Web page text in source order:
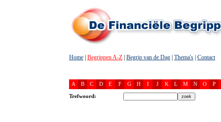
Home Begrippen A-Z Begrip van de Dag Thema's Contact
A B C D E F G H I J K L M N O P
Trefwoord: